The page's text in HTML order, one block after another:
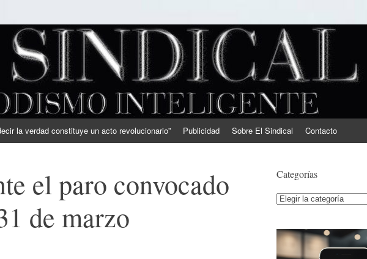
la verdad constituye un acto revolucionario” Publicidad Sobre El Sindical Contacto
el paro convocado
de marzo
Categorías
Categorías